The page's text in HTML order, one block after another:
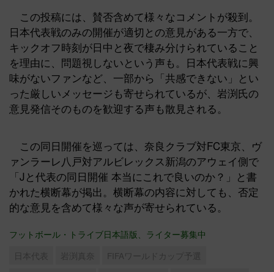
この投稿には、賛否含めて様々なコメントが殺到。
日本代表戦のみの開催が適切との意見がある一方で、
キックオフ時刻が日中と夜で棲み分けられていること
を理由に、問題視しないという声も。日本代表戦に興
味がないファンなど、一部から「共感できない」とい
った厳しいメッセージも寄せられているが、岩渕氏の
意見発信そのものを歓迎する声も散見される。
この同日開催を巡っては、奈良クラブ対FC東京、ヴ
ァンラーレ八戸対アルビレックス新潟のアウェイ側で
「Jと代表の同日開催 本当にこれで良いのか？」と書
かれた横断幕が掲出。横断幕の内容に対しても、否定
的な意見を含めて様々な声が寄せられている。
フットボール・トライブ日本語版、ライター募集中
日本代表 岩渕真奈
FIFAワールドカップ予選